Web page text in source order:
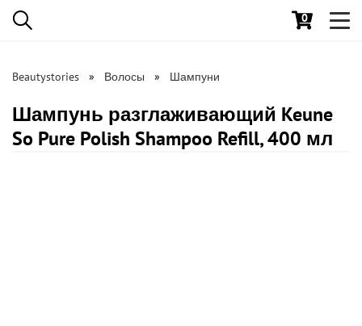
0
Beautystories Волосы Шампуни
Шампунь разглаживающий Keune
So Pure Polish Shampoo Refill, 400 мл